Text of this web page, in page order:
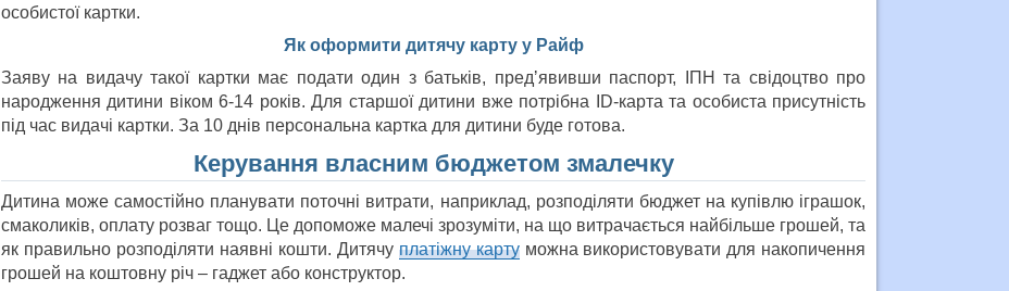
особистої картки.
Як оформити дитячу карту у Райф
Заяву на видачу такої картки має подати один з батьків, предʼявивши паспорт, ІПН та свідоцтво про
народження дитини віком 6-14 років. Для старшої дитини вже потрібна ID-карта та особиста присутність
під час видачі картки. За 10 днів персональна картка для дитини буде готова.
Керування власним бюджетом змалечку
Дитина може самостійно планувати поточні витрати, наприклад, розподіляти бюджет на купівлю іграшок,
смаколиків, оплату розваг тощо. Це допоможе малечі зрозуміти, на що витрачається найбільше грошей, та
як правильно розподіляти наявні кошти. Дитячу платіжну картуможна використовувати для накопичення
грошей на коштовну річ – гаджет або конструктор.